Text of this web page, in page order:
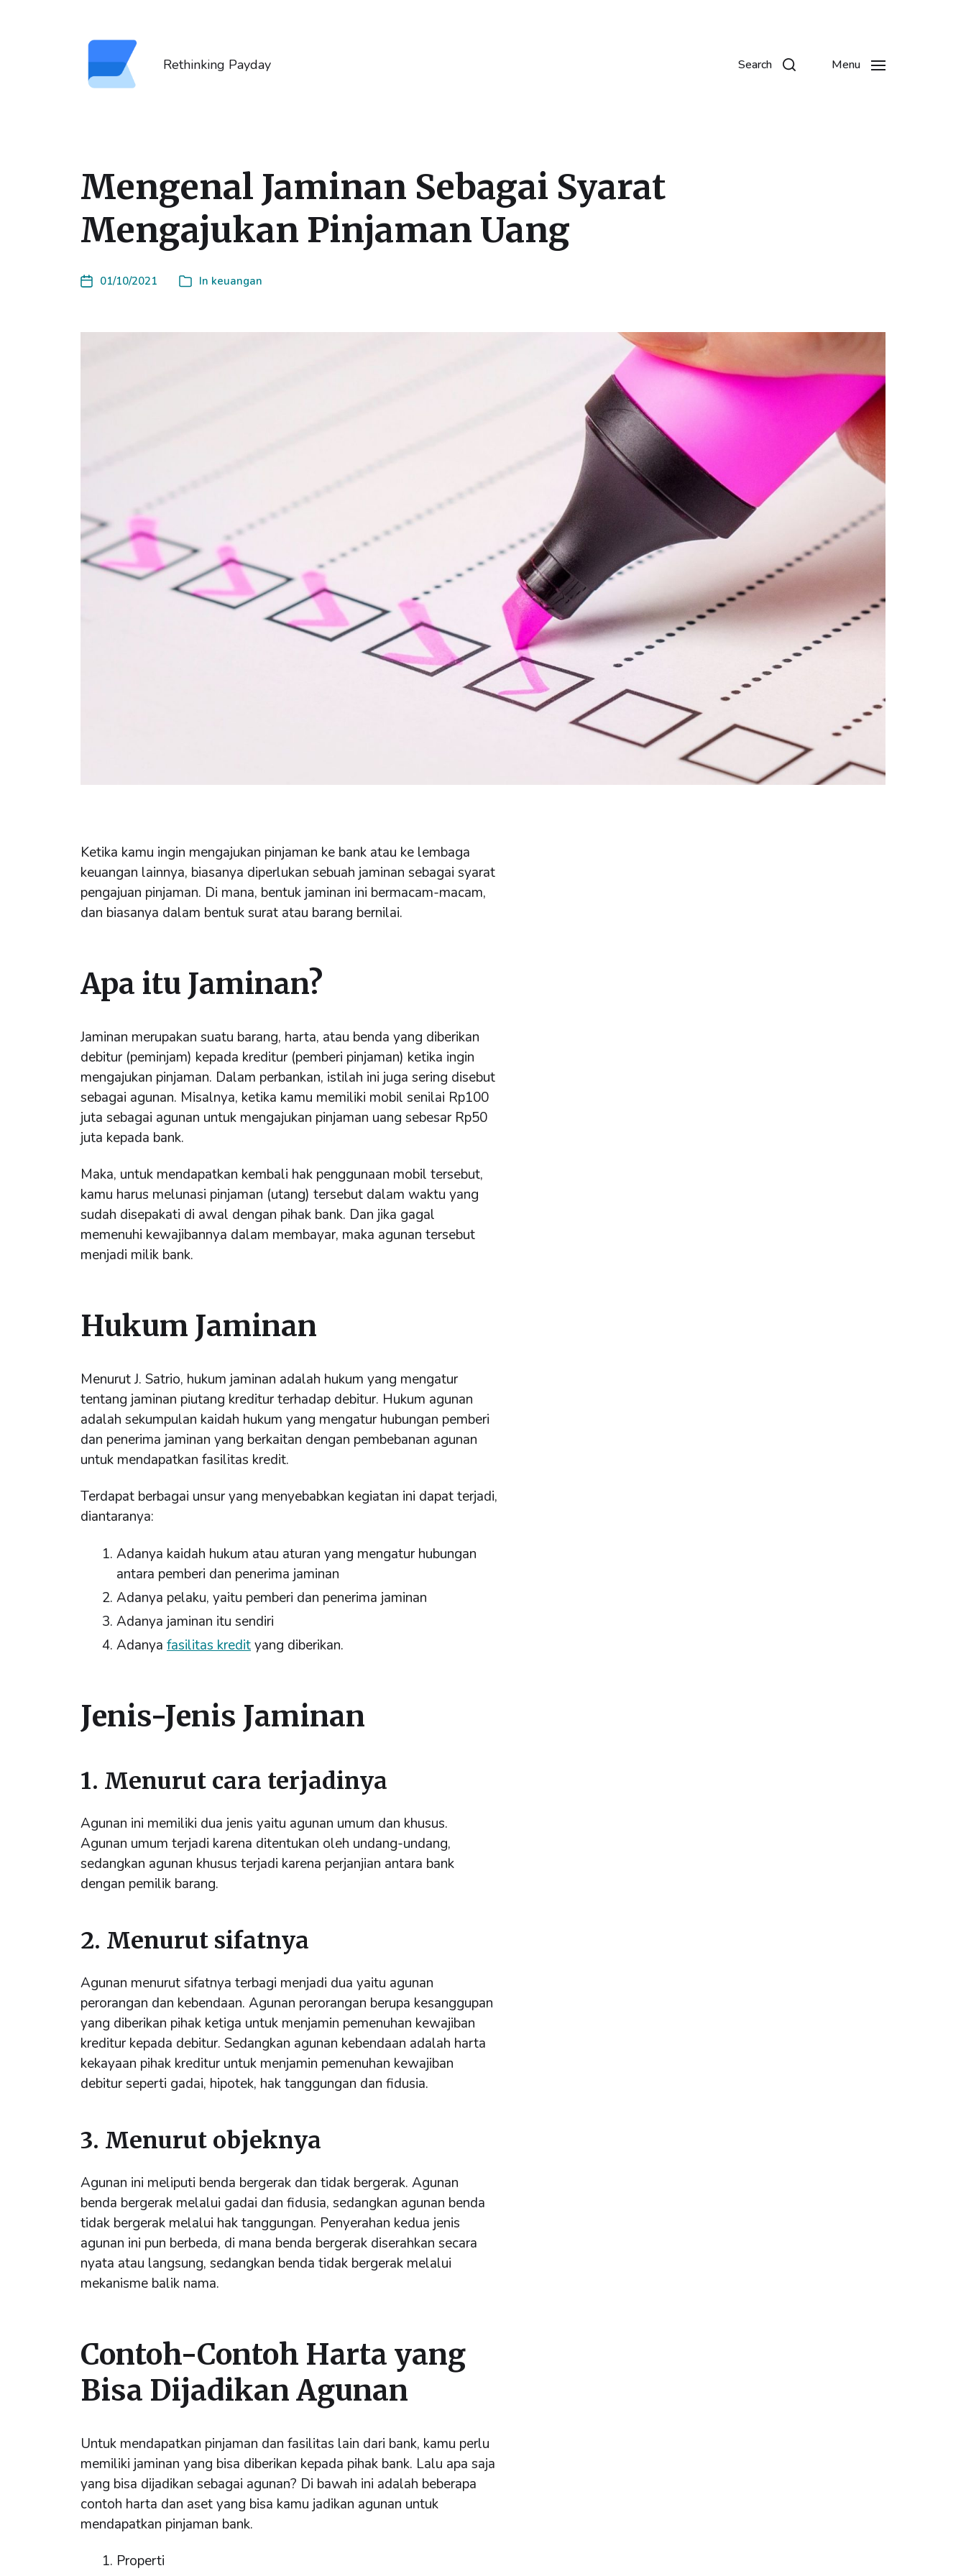
Rethinking Payday Search Menu
Mengenal Jaminan Sebagai Syarat
Mengajukan Pinjaman Uang
01/10/2021 In keuangan
Ketika kamu ingin mengajukan pinjaman ke bank atau ke lembaga
keuangan lainnya, biasanya diperlukan sebuah jaminan sebagai syarat
pengajuan pinjaman. Di mana, bentuk jaminan ini bermacam-macam,
dan biasanya dalam bentuk surat atau barang bernilai.
Apa itu Jaminan?
Jaminan merupakan suatu barang, harta, atau benda yang diberikan
debitur (peminjam) kepada kreditur (pemberi pinjaman) ketika ingin
mengajukan pinjaman. Dalam perbankan, istilah ini juga sering disebut
sebagai agunan. Misalnya, ketika kamu memiliki mobil senilai Rp100
juta sebagai agunan untuk mengajukan pinjaman uang sebesar Rp50
juta kepada bank.
Maka, untuk mendapatkan kembali hak penggunaan mobil tersebut,
kamu harus melunasi pinjaman (utang) tersebut dalam waktu yang
sudah disepakati di awal dengan pihak bank. Dan jika gagal
memenuhi kewajibannya dalam membayar, maka agunan tersebut
menjadi milik bank.
Hukum Jaminan
Menurut J. Satrio, hukum jaminan adalah hukum yang mengatur
tentang jaminan piutang kreditur terhadap debitur. Hukum agunan
adalah sekumpulan kaidah hukum yang mengatur hubungan pemberi
dan penerima jaminan yang berkaitan dengan pembebanan agunan
untuk mendapatkan fasilitas kredit.
Terdapat berbagai unsur yang menyebabkan kegiatan ini dapat terjadi,
diantaranya:
Adanya kaidah hukum atau aturan yang mengatur hubungan
antara pemberi dan penerima jaminan
Adanya pelaku, yaitu pemberi dan penerima jaminan
Adanya jaminan itu sendiri
Adanya fasilitas kredityang diberikan.
Jenis-Jenis Jaminan
1. Menurut cara terjadinya
Agunan ini memiliki dua jenis yaitu agunan umum dan khusus.
Agunan umum terjadi karena ditentukan oleh undang-undang,
sedangkan agunan khusus terjadi karena perjanjian antara bank
dengan pemilik barang.
2. Menurut sifatnya
Agunan menurut sifatnya terbagi menjadi dua yaitu agunan
perorangan dan kebendaan. Agunan perorangan berupa kesanggupan
yang diberikan pihak ketiga untuk menjamin pemenuhan kewajiban
kreditur kepada debitur. Sedangkan agunan kebendaan adalah harta
kekayaan pihak kreditur untuk menjamin pemenuhan kewajiban
debitur seperti gadai, hipotek, hak tanggungan dan fidusia.
3. Menurut objeknya
Agunan ini meliputi benda bergerak dan tidak bergerak. Agunan
benda bergerak melalui gadai dan fidusia, sedangkan agunan benda
tidak bergerak melalui hak tanggungan. Penyerahan kedua jenis
agunan ini pun berbeda, di mana benda bergerak diserahkan secara
nyata atau langsung, sedangkan benda tidak bergerak melalui
mekanisme balik nama.
Contoh-Contoh Harta yang
Bisa Dijadikan Agunan
Untuk mendapatkan pinjaman dan fasilitas lain dari bank, kamu perlu
memiliki jaminan yang bisa diberikan kepada pihak bank. Lalu apa saja
yang bisa dijadikan sebagai agunan? Di bawah ini adalah beberapa
contoh harta dan aset yang bisa kamu jadikan agunan untuk
mendapatkan pinjaman bank.
Properti